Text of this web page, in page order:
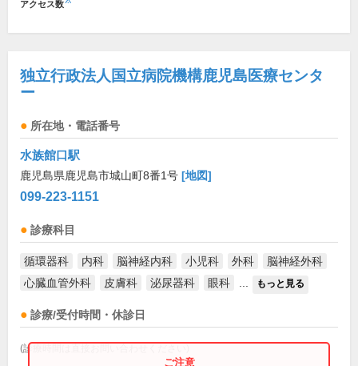
アクセス数
独立行政法人国立病院機構鹿児島医療センタ
ー
所在地・電話番号
水族館口駅
鹿児島県鹿児島市城山町8番1号 [地図]
099-223-1151
診療科目
循環器科 内科 脳神経内科 小児科 外科
脳神経外科
心臓血管外科
皮膚科 泌尿器科 眼科 もっと見る
診療/受付時間・休診日
(診療時間は直接お問い合わせください)